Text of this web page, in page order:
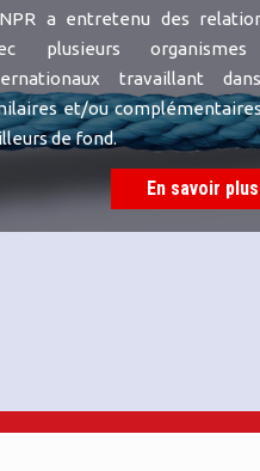
a entretenu des
plusieurs
travaillant
et/ou
de fond.
En savoir plus